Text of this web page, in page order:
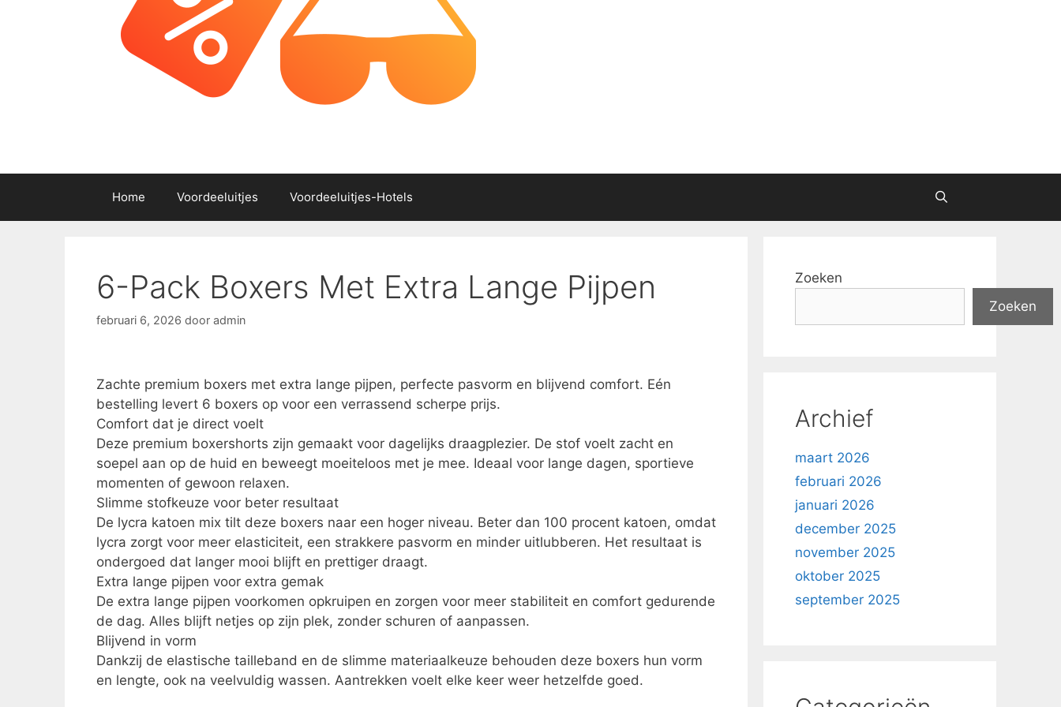
Home Voordeeluitjes Voordeeluitjes-Hotels
6-Pack Boxers Met Extra Lange Pijpen
februari 6, 2026 door admin
Zachte premium boxers met extra lange pijpen, perfecte pasvorm en blijvend comfort. Eén
bestelling levert 6 boxers op voor een verrassend scherpe prijs.
Comfort dat je direct voelt
Deze premium boxershorts zijn gemaakt voor dagelijks draagplezier. De stof voelt zacht en
soepel aan op de huid en beweegt moeiteloos met je mee. Ideaal voor lange dagen, sportieve
momenten of gewoon relaxen.
Slimme stofkeuze voor beter resultaat
De lycra katoen mix tilt deze boxers naar een hoger niveau. Beter dan 100 procent katoen, omdat
lycra zorgt voor meer elasticiteit, een strakkere pasvorm en minder uitlubberen. Het resultaat is
ondergoed dat langer mooi blijft en prettiger draagt.
Extra lange pijpen voor extra gemak
De extra lange pijpen voorkomen opkruipen en zorgen voor meer stabiliteit en comfort gedurende
de dag. Alles blijft netjes op zijn plek, zonder schuren of aanpassen.
Blijvend in vorm
Dankzij de elastische tailleband en de slimme materiaalkeuze behouden deze boxers hun vorm
en lengte, ook na veelvuldig wassen. Aantrekken voelt elke keer weer hetzelfde goed.
Zoeken
Zoeken
Archief
maart 2026
februari 2026
januari 2026
december 2025
november 2025
oktober 2025
september 2025